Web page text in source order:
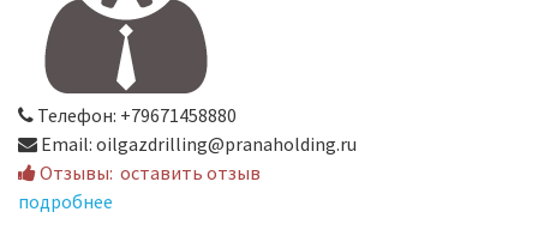
Телефон: +79671458880
Email: oilgazdrilling@pranaholding.ru
Отзывы: оставить отзыв
подробнее